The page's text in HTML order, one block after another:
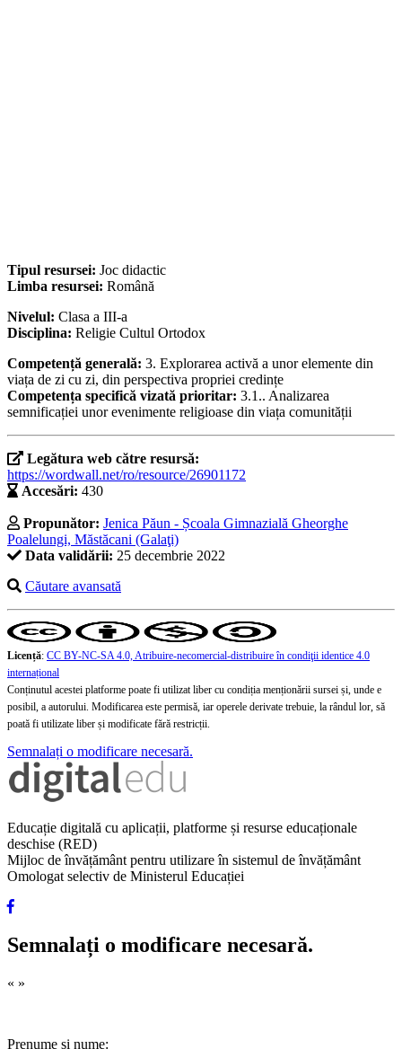
Tipul resursei: Joc didactic
Limba resursei: Română
Nivelul: Clasa a III-a
Disciplina: Religie Cultul Ortodox
Competență generală: 3. Explorarea activă a unor elemente din
viața de zi cu zi, din perspectiva propriei credințe
Competența specifică vizată prioritar: 3.1.. Analizarea
semnificației unor evenimente religioase din viața comunității
Legătura web către resursă:
https://wordwall.net/ro/resource/26901172
Accesări: 430
Propunător: Jenica Păun - Școala Gimnazială Gheorghe
Poalelungi, Măstăcani (Galaţi)
Data validării: 25 decembrie 2022
Căutare avansată
Licență: CC BY-NC-SA 4.0, Atribuire-necomercial-distribuire în condiţii identice 4.0
internațional
Conținutul acestei platforme poate fi utilizat liber cu condiția menționării sursei și, unde e
posibil, a autorului. Modificarea este permisă, iar operele derivate trebuie, la rândul lor, să
poată fi utilizate liber și modificate fără restricții.
Semnalați o modificare necesară.
Educație digitală cu aplicații, platforme și resurse educaționale
deschise (RED)
Mijloc de învățământ pentru utilizare în sistemul de învățământ
Omologat selectiv de Ministerul Educației
Semnalați o modificare necesară.
« »
Prenume și nume: